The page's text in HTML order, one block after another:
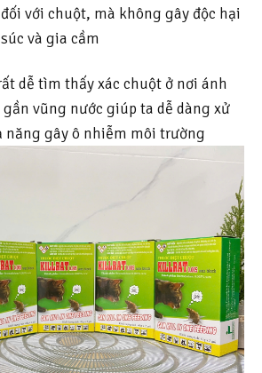
với chuột, mà không gây độc hại
và gia cầm
dễ tìm thấy xác chuột ở nơi ánh
vũng nước giúp ta dễ dàng xử
gây ô nhiễm môi trường